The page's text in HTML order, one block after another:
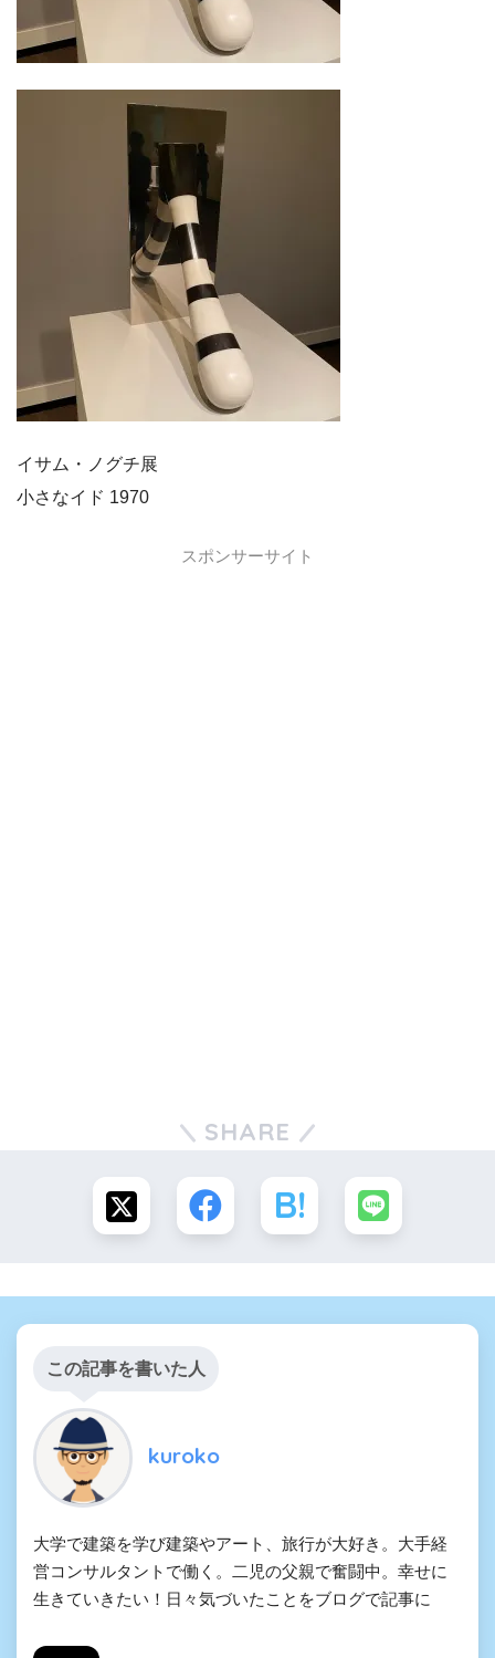
イサム・ノグチ展
小さなイド 1970
スポンサーサイト
SHARE
この記事を書いた人
kuroko
大学で建築を学び建築やアート、旅行が大好き。大手経
営コンサルタントで働く。二児の父親で奮闘中。幸せに
生きていきたい！日々気づいたことをブログで記事に